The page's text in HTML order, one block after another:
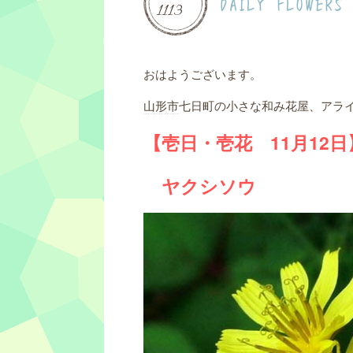
1113
おはようございます。
山形市七日町の小さな和み花屋、アラ
【壱日・壱花 11月12日
ヤクシソウ